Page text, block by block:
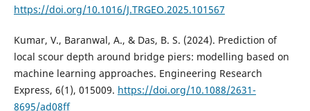
https://doi.org/10.1016/J.TRGEO.2025.101567
Kumar, V., Baranwal, A., & Das, B. S. (2024). Prediction of
local scour depth around bridge piers: modelling based on
machine learning approaches. Engineering Research
Express, 6(1), 015009. https://doi.org/10.1088/2631-
8695/ad08ff